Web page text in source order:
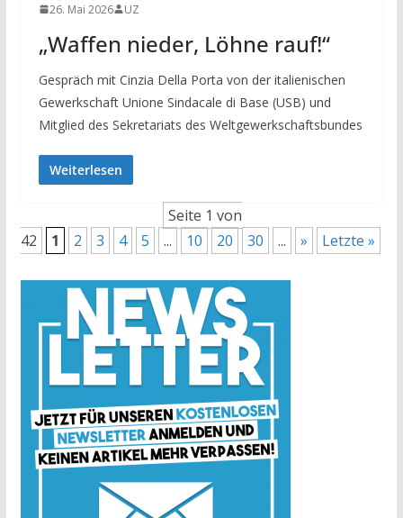
26. Mai 2026 UZ
„Waffen nieder, Löhne rauf!“
Gespräch mit Cinzia Della Porta von der italienischen
Gewerkschaft Unione Sindacale di Base (USB) und
Mitglied des Sekretariats des Weltgewerkschaftsbundes
Weiterlesen
Seite 1 von
42
1 2 3 4 5 ... 10 20 30 ... » Letzte »